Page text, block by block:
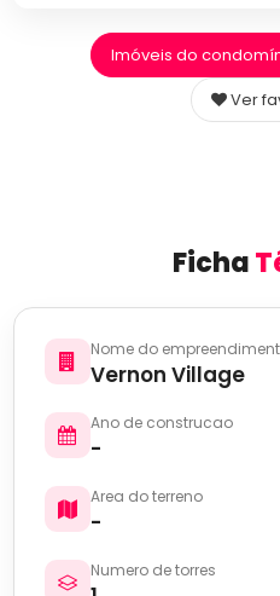
Imóveis do
Ver
Ficha
Nome do
Vernon Village
Ano de construcao
-
Area do terreno
-
Numero de torres